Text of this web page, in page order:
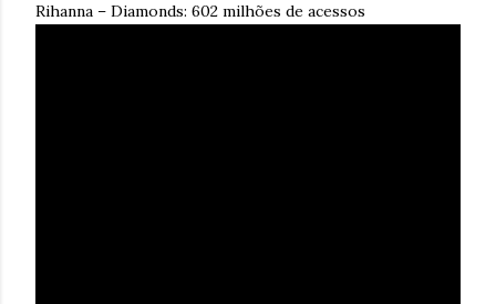
Rihanna – Diamonds: 602 milhões de acessos